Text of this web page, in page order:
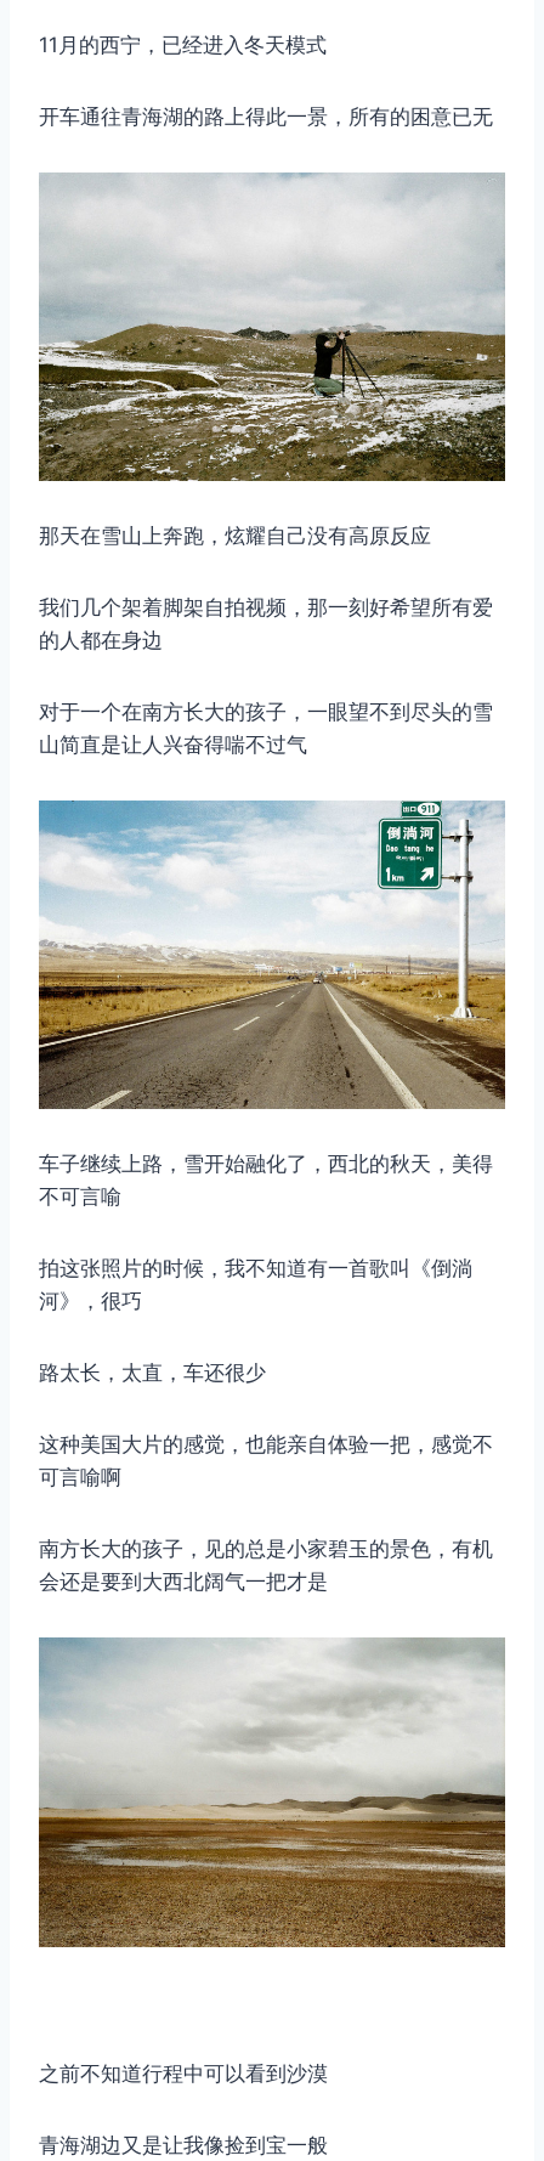
11月的西宁，已经进入冬天模式
开车通往青海湖的路上得此一景，所有的困意已无
那天在雪山上奔跑，炫耀自己没有高原反应
我们几个架着脚架自拍视频，那一刻好希望所有爱
的人都在身边
对于一个在南方长大的孩子，一眼望不到尽头的雪
山简直是让人兴奋得喘不过气
车子继续上路，雪开始融化了，西北的秋天，美得
不可言喻
拍这张照片的时候，我不知道有一首歌叫《倒淌
河》，很巧
路太长，太直，车还很少
这种美国大片的感觉，也能亲自体验一把，感觉不
可言喻啊
南方长大的孩子，见的总是小家碧玉的景色，有机
会还是要到大西北阔气一把才是
之前不知道行程中可以看到沙漠
青海湖边又是让我像捡到宝一般